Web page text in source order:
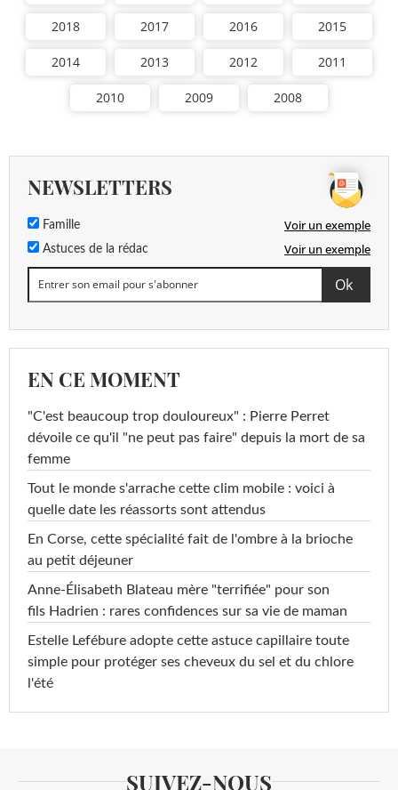
2018 2017 2016 2015
2014 2013 2012 2011
2010 2009 2008
NEWSLETTERS
Famille Voir un exemple
Astuces de la rédac Voir un exemple
EN CE MOMENT
"C'est beaucoup trop douloureux" : Pierre Perret
dévoile ce qu'il "ne peut pas faire" depuis la mort de sa
femme
Tout le monde s'arrache cette clim mobile : voici à
quelle date les réassorts sont attendus
En Corse, cette spécialité fait de l'ombre à la brioche
au petit déjeuner
Anne-Élisabeth Blateau mère "terrifiée" pour son
fils Hadrien : rares confidences sur sa vie de maman
Estelle Lefébure adopte cette astuce capillaire toute
simple pour protéger ses cheveux du sel et du chlore
l'été
SUIVEZ-NOUS